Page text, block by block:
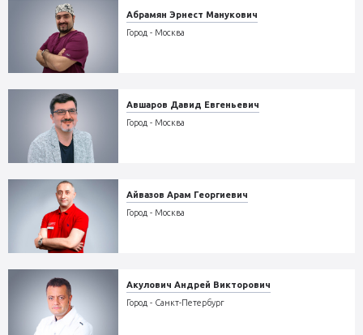
Абрамян Эрнест Манукович
Город - Москва
Авшаров Давид Евгеньевич
Город - Москва
Айвазов Арам Георгиевич
Город - Москва
Акулович Андрей Викторович
Город - Санкт-Петербург